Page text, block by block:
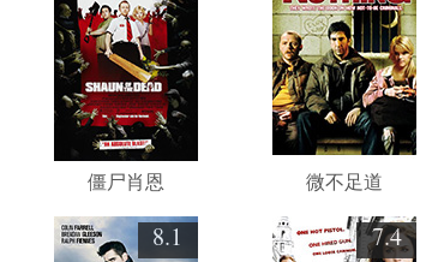
僵尸肖恩 微不足道
8.1 7.4